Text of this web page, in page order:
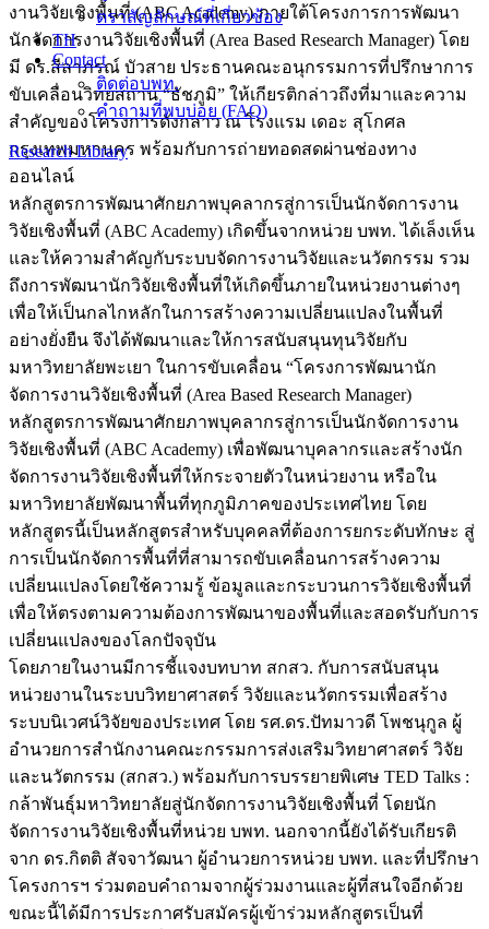
ตราสัญลักษณ์ที่เกี่ยวข้อง
TH
Contact
ติดต่อบพท.
คำถามที่พบบ่อย (FAQ)
Research Library
งานวิจัยเชิงพื้นที่ (ABC Academy) ภายใต้โครงการการพัฒนา
นักจัดการงานวิจัยเชิงพื้นที่ (Area Based Research Manager) โดย
มี ดร.สีลาภรณ์ บัวสาย ประธานคณะอนุกรรมการที่ปรึกษาการ
ขับเคลื่อนวิทยสถาน “ธัชภูมิ” ให้เกียรติกล่าวถึงที่มาและความ
สำคัญของโครงการดังกล่าว ณ โรงแรม เดอะ สุโกศล
กรุงเทพมหานคร พร้อมกับการถ่ายทอดสดผ่านช่องทาง
ออนไลน์
หลักสูตรการพัฒนาศักยภาพบุคลากรสู่การเป็นนักจัดการงาน
วิจัยเชิงพื้นที่ (ABC Academy) เกิดขึ้นจากหน่วย บพท. ได้เล็งเห็น
และให้ความสำคัญกับระบบจัดการงานวิจัยและนวัตกรรม รวม
ถึงการพัฒนานักวิจัยเชิงพื้นที่ให้เกิดขึ้นภายในหน่วยงานต่างๆ
เพื่อให้เป็นกลไกหลักในการสร้างความเปลี่ยนแปลงในพื้นที่
อย่างยั่งยืน จึงได้พัฒนาและให้การสนับสนุนทุนวิจัยกับ
มหาวิทยาลัยพะเยา ในการขับเคลื่อน “โครงการพัฒนานัก
จัดการงานวิจัยเชิงพื้นที่ (Area Based Research Manager)
หลักสูตรการพัฒนาศักยภาพบุคลากรสู่การเป็นนักจัดการงาน
วิจัยเชิงพื้นที่ (ABC Academy) เพื่อพัฒนาบุคลากรและสร้างนัก
จัดการงานวิจัยเชิงพื้นที่ให้กระจายตัวในหน่วยงาน หรือใน
มหาวิทยาลัยพัฒนาพื้นที่ทุกภูมิภาคของประเทศไทย โดย
หลักสูตรนี้เป็นหลักสูตรสำหรับบุคคลที่ต้องการยกระดับทักษะ สู่
การเป็นนักจัดการพื้นที่ที่สามารถขับเคลื่อนการสร้างความ
เปลี่ยนแปลงโดยใช้ความรู้ ข้อมูลและกระบวนการวิจัยเชิงพื้นที่
เพื่อให้ตรงตามความต้องการพัฒนาของพื้นที่และสอดรับกับการ
เปลี่ยนแปลงของโลกปัจจุบัน
โดยภายในงานมีการชี้แจงบทบาท สกสว. กับการสนับสนุน
หน่วยงานในระบบวิทยาศาสตร์ วิจัยและนวัตกรรมเพื่อสร้าง
ระบบนิเวศน์วิจัยของประเทศ โดย รศ.ดร.ปัทมาวดี โพชนุกูล ผู้
อำนวยการสำนักงานคณะกรรมการส่งเสริมวิทยาศาสตร์ วิจัย
และนวัตกรรม (สกสว.) พร้อมกับการบรรยายพิเศษ TED Talks :
กล้าพันธุ์มหาวิทยาลัยสู่นักจัดการงานวิจัยเชิงพื้นที่ โดยนัก
จัดการงานวิจัยเชิงพื้นที่หน่วย บพท. นอกจากนี้ยังได้รับเกียรติ
จาก ดร.กิตติ สัจจาวัฒนา ผู้อำนวยการหน่วย บพท. และที่ปรึกษา
โครงการฯ ร่วมตอบคำถามจากผู้ร่วมงานและผู้ที่สนใจอีกด้วย
ขณะนี้ได้มีการประกาศรับสมัครผู้เข้าร่วมหลักสูตรเป็นที่